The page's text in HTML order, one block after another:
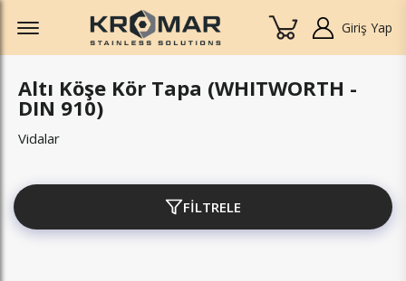
Offcanvas Menu Open
Giriş Yap
Altı Köşe Kör Tapa (WHITWORTH -
DIN 910)
Vidalar
FİLTRELE